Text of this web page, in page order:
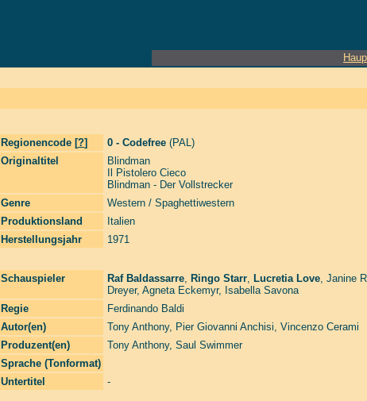
Regionencode [?] 0 - Codefree (PAL)
Originaltitel
Blindman
Il Pistolero Cieco
Blindman - Der Vollstrecker
Genre
Western / Spaghettiwestern
Produktionsland
Italien
Herstellungsjahr
1971
Schauspieler Raf Baldassarre, Ringo Starr, Lucretia Love, Janine
Dreyer, Agneta Eckemyr, Isabella Savona
Regie
Ferdinando Baldi
Autor(en)
Tony Anthony, Pier Giovanni Anchisi, Vincenzo Cerami
Produzent(en)
Tony Anthony, Saul Swimmer
Sprache (Tonformat)
Untertitel
-